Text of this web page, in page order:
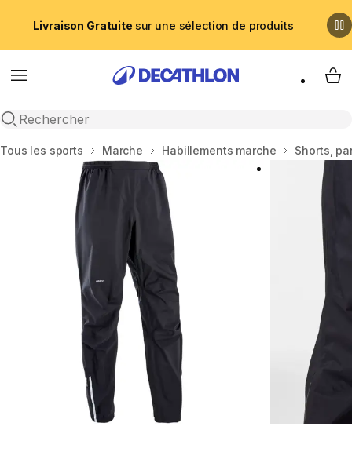
Livraison Gratuite sur une sélection de produits
Menu
Recherche ouverte
My
Accueil
Tous les sports Marche Habillements marche Shorts,